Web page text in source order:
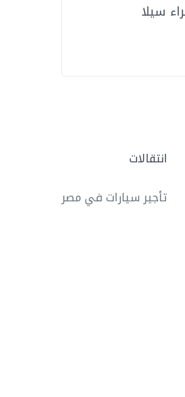
سيلا
انتقالات
تأجير سيارات في مصر